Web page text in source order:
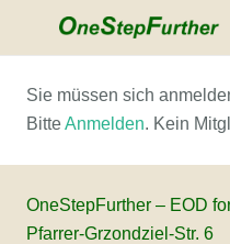
Sie müssen sich
BitteAnmelden. Kein
OneStepFurther – EOD
Pfarrer-Grzondziel-Str. 6